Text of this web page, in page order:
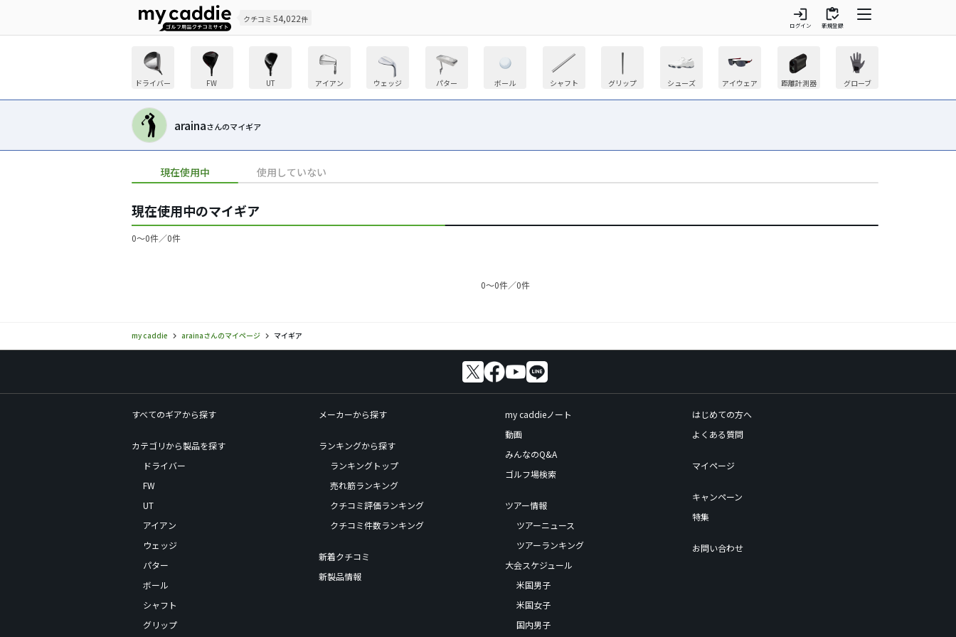
クチコミ 54,022件 login
ログイン
inventory
新規登録
ドライバー FW UT アイアン ウェッジ パター ボール シャフト グリップ シューズ アイウェア 距離計測器 グローブ
arainaさんのマイギア
現在使用中 使用していない
現在使用中のマイギア
0〜0件／0件
0〜0件／0件
my caddie arainaさんのマイページ マイギア
すべてのギアから探す
カテゴリから製品を探す
ドライバー
FW
UT
アイアン
ウェッジ
パター
ボール
シャフト
グリップ
メーカーから探す
ランキングから探す
ランキングトップ
売れ筋ランキング
クチコミ評価ランキング
クチコミ件数ランキング
新着クチコミ
新製品情報
my caddieノート
動画
みんなのQ&A
ゴルフ場検索
ツアー情報
ツアーニュース
ツアーランキング
大会スケジュール
米国男子
米国女子
国内男子
はじめての方へ
よくある質問
マイページ
キャンペーン
特集
お問い合わせ